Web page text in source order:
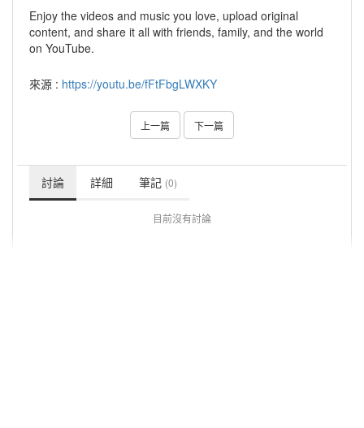
Enjoy the videos and music you love, upload original
content, and share it all with friends, family, and the world
on YouTube.
來源 : https://youtu.be/fFtFbgLWXKY
上一篇 下一篇
討論 詳細 筆記 (0)
目前沒有討論